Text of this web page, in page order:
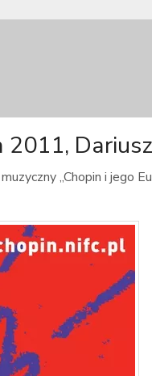
2011,
„Chopin i jego